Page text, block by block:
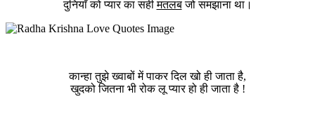
दुनियाँ को प्यार का सहीमतलबजो समझाना था।
कान्हा तुझे ख्वाबों में पाकर दिल खो ही जाता है,
खुदको जितना भी रोक लू प्यार हो ही जाता है !